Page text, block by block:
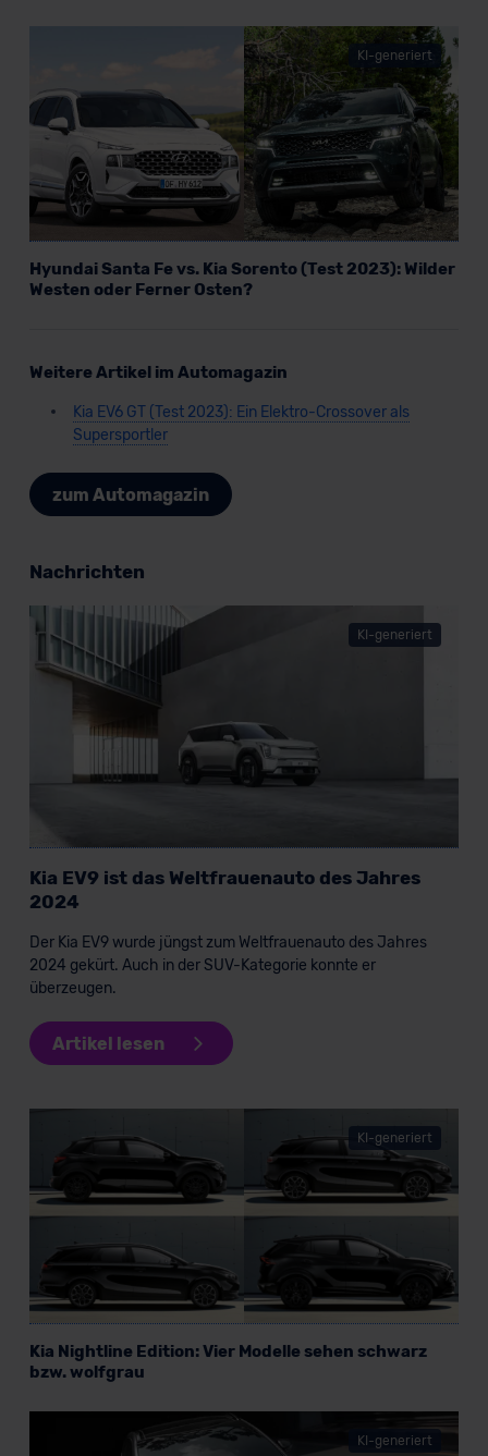
KI-generiert
Hyundai Santa Fe vs. Kia Sorento (Test 2023): Wilder
Westen oder Ferner Osten?
Weitere Artikel im Automagazin
Kia EV6 GT (Test 2023): Ein Elektro-Crossover als
Supersportler
zum Automagazin
Nachrichten
KI-generiert
Kia EV9 ist das Weltfrauenauto des Jahres
2024
Der Kia EV9 wurde jüngst zum Weltfrauenauto des Jahres
2024 gekürt. Auch in der SUV-Kategorie konnte er
überzeugen.
Artikel lesen
KI-generiert
Kia Nightline Edition: Vier Modelle sehen schwarz
bzw. wolfgrau
KI-generiert